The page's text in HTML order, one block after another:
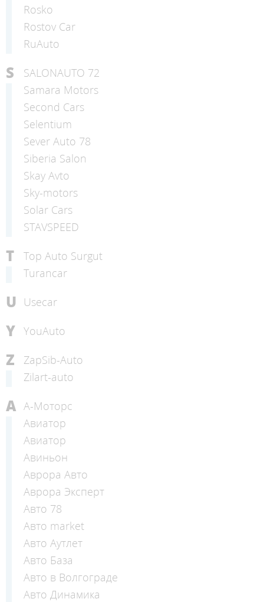
Rosko
Rostov Car
RuAuto
S
SALONAUTO 72
Samara Motors
Second Cars
Selentium
Sever Auto 78
Siberia Salon
Skay Avto
Sky-motors
Solar Cars
STAVSPEED
T
Top Auto Surgut
Turancar
U Usecar
Y YouAuto
Z
ZapSib-Auto
Zilart-auto
А А-Моторс
Авиатор
Авиатор
Авиньон
Аврора Авто
Аврора Эксперт
Авто 78
Авто market
Авто Аутлет
Авто База
Авто в Волгограде
Авто Динамика